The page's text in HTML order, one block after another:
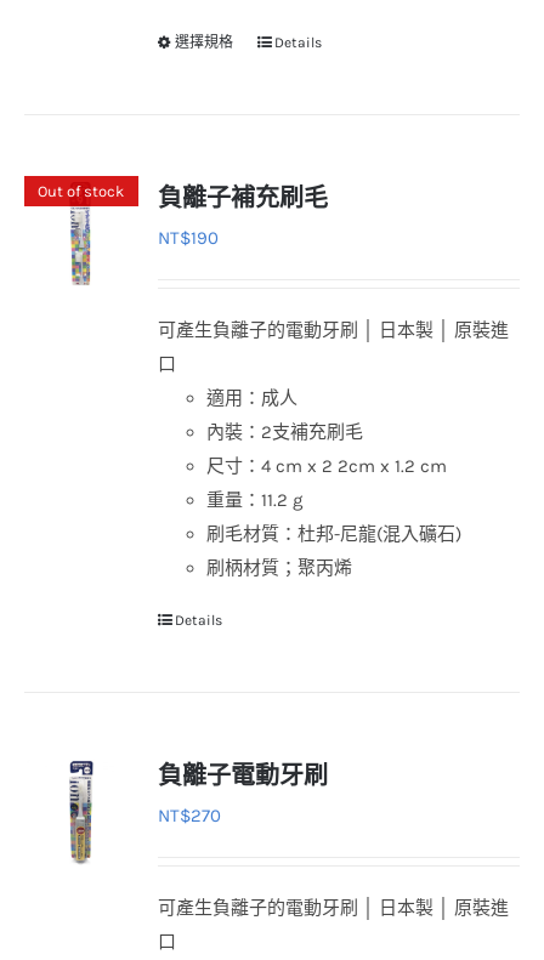
選擇規格
此
多
可
產
品
頁
面
選
擇
Details
Out of stock 負離子補充刷毛
NT$190
可產生負離子的電動牙刷 │ 日本製 │ 原裝進
口
適用：成人
內裝：2支補充刷毛
尺寸：4 cm x 2 2cm x 1.2 cm
重量：11.2 g
刷毛材質：杜邦-尼龍(混入礦石)
刷柄材質；聚丙烯
Details
負離子電動牙刷
NT$270
可產生負離子的電動牙刷 │ 日本製 │ 原裝進
口